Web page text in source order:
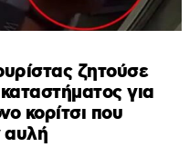
ζητούσε
για
κορίτσι που
αυλή